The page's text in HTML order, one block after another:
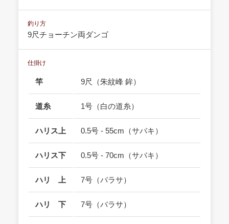
釣り方
9尺チョーチン両ダンゴ
仕掛け
竿 9尺（朱紋峰 鉾）
道糸 1号（白の道糸）
ハリス上 0.5号 - 55cm（サバキ）
ハリス下 0.5号 - 70cm（サバキ）
ハリ 上 7号（バラサ）
ハリ 下 7号（バラサ）